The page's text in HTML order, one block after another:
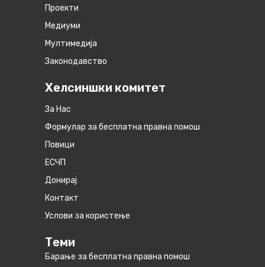
Проекти
Медиуми
Мултимедија
Законодавство
Хелсиншки комитет
За Нас
Формулар за бесплатна правна помош
Повици
ЕСЧП
Донирај
Контакт
Услови за користење
Теми
Барање за бесплатна правна помош